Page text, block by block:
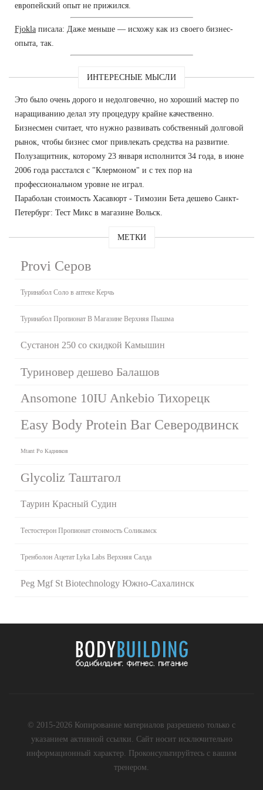
европейский опыт не прижился.
Fjokla писала: Даже меньше — исхожу как из своего бизнес-
опыта, так.
ИНТЕРЕСНЫЕ МЫСЛИ
Это было очень дорого и недолговечно, но хороший мастер по
наращиванию делал эту процедуру крайне качественно.
Бизнесмен считает, что нужно развивать собственный долговой
рынок, чтобы бизнес смог привлекать средства на развитие.
Полузащитник, которому 23 января исполнится 34 года, в июне
2006 года расстался с "Клермоном" и с тех пор на
профессиональном уровне не играл.
Параболан стоимость Хасавюрт - Tимозин Бета дешево Санкт-
Петербург: Тест Микс в магазине Вольск.
МЕТКИ
Provi Серов
Туринабол Соло в аптеке Керчь
Туринабол Пропионат В Магазине Верхняя Пышма
Сустанон 250 со скидкой Камышин
Туриновер дешево Балашов
Ansomone 10IU Ankebio Тихорецк
Easy Body Protein Bar Северодвинск
Mtant Po Кадников
Glycoliz Таштагол
Таурин Красный Судин
Тестостерон Пропионат стоимость Соликамск
Тренболон Ацетат Lyka Labs Верхняя Салда
Peg Mgf St Biotechnology Южно-Сахалинск
© 2015-2026 Копирование материалов разрешено только с
указанием активной ссылки. Сайт носит исключительно
информационный характер. Проконсультируйтесь с вашим
тренером.